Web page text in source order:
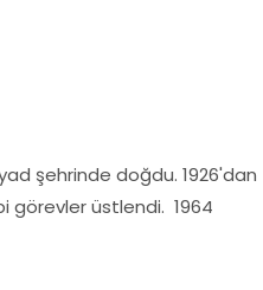
şehrinde doğdu. 1926'dan
görevler üstlendi. 1964